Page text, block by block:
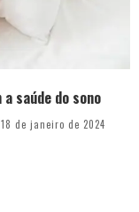
saúde do sono
18 de janeiro de 2024